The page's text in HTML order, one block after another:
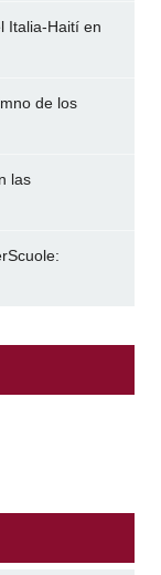
Italia-Haití en
de los
las